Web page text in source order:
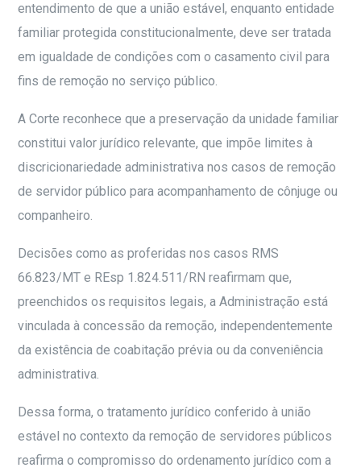
entendimento de que a união estável, enquanto entidade
familiar protegida constitucionalmente, deve ser tratada
em igualdade de condições com o casamento civil para
fins de remoção no serviço público.
A Corte reconhece que a preservação da unidade familiar
constitui valor jurídico relevante, que impõe limites à
discricionariedade administrativa nos casos de remoção
de servidor público para acompanhamento de cônjuge ou
companheiro.
Decisões como as proferidas nos casos RMS
66.823/MT e REsp 1.824.511/RN reafirmam que,
preenchidos os requisitos legais, a Administração está
vinculada à concessão da remoção, independentemente
da existência de coabitação prévia ou da conveniência
administrativa.
Dessa forma, o tratamento jurídico conferido à união
estável no contexto da remoção de servidores públicos
reafirma o compromisso do ordenamento jurídico com a